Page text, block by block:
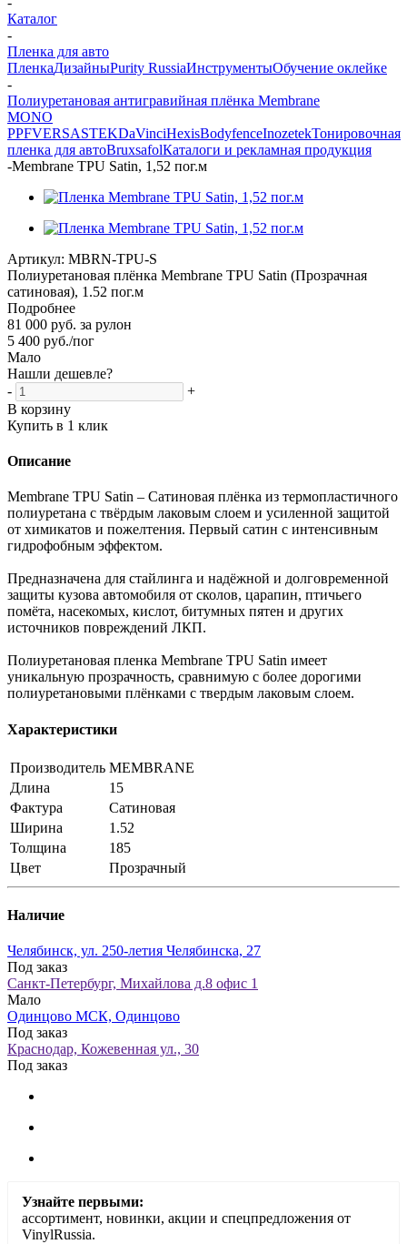
Каталог
-
Пленка для авто
ПленкаДизайныPurity RussiaИнструментыОбучение оклейке
-
Полиуретановая антигравийная плёнка Membrane
MONO
PPFVERSASTEKDaVinciHexisBodyfenceInozetekТонировочная
пленка для автоBruxsafolКаталоги и рекламная продукция
-Membrane TPU Satin, 1,52 пог.м
Артикул: MBRN-TPU-S
Полиуретановая плёнка Membrane TPU Satin (Прозрачная
сатиновая), 1.52 пог.м
Подробнее
81 000 руб. за рулон
5 400 руб./пог
Мало
Нашли дешевле?
-
+
В корзину
Купить в 1 клик
Описание
Membrane TPU Satin – Сатиновая плёнка из термопластичного
полиуретана с твёрдым лаковым слоем и усиленной защитой
от химикатов и пожелтения. Первый сатин с интенсивным
гидрофобным эффектом.
Предназначена для стайлинга и надёжной и долговременной
защиты кузова автомобиля от сколов, царапин, птичьего
помёта, насекомых, кислот, битумных пятен и других
источников повреждений ЛКП.
Полиуретановая пленка Membrane TPU Satin имеет
уникальную прозрачность, сравнимую с более дорогими
полиуретановыми плёнками с твердым лаковым слоем.
Характеристики
Производитель MEMBRANE
Длина
15
Фактура
Сатиновая
Ширина
1.52
Толщина
185
Цвет
Прозрачный
Наличие
Челябинск, ул. 250-летия Челябинска, 27
Под заказ
Санкт-Петербург, Михайлова д.8 офис 1
Мало
Одинцово МСК, Одинцово
Под заказ
Краснодар, Кожевенная ул., 30
Под заказ
Узнайте первыми:
ассортимент, новинки, акции и спецпредложения от
VinylRussia.